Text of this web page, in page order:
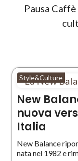
Pausa
Style&Culture
New
nuova
Italia
New Balance
nata nel 1982 e